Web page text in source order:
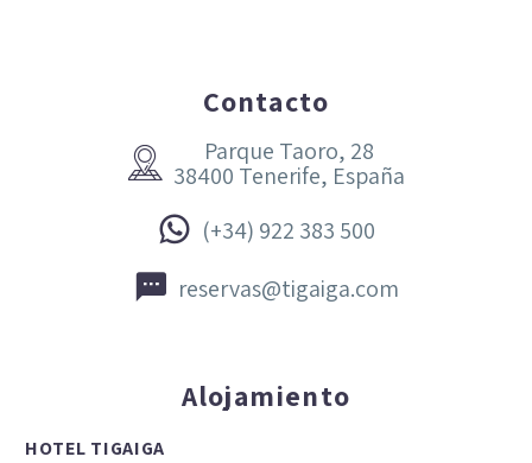
Contacto


Parque Taoro, 28
38400 Tenerife, España

 (+34) 922 383 500

 reservas@tigaiga.com
Alojamiento
HOTEL TIGAIGA